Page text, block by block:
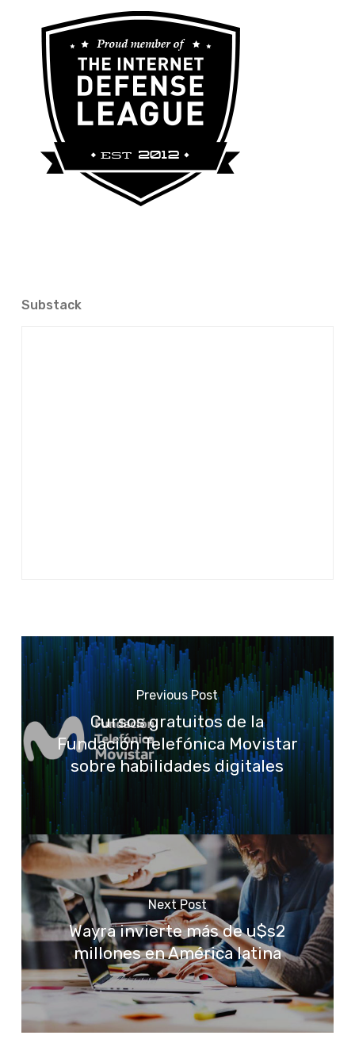
Substack
Previous Post
Cursos gratuitos de la
Fundación Telefónica Movistar
sobre habilidades digitales
Next Post
Wayra invierte más de u$s2
millones en América latina